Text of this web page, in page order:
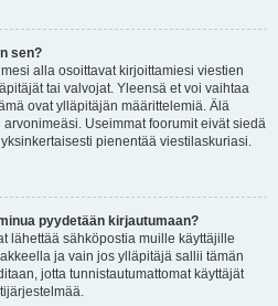
sen?
alla osoittavat kirjoittamiesi viestien
tai valvojat. Yleensä et voi vaihtaa
ovat ylläpitäjän määrittelemiä. Älä
Useimmat foorumit eivät siedä
pienentää viestilaskuriasi.
pyydetään kirjautumaan?
lähettää sähköpostia muille käyttäjille
ja vain jos ylläpitäjä sallii tämän
jotta tunnistautumattomat käyttäjät